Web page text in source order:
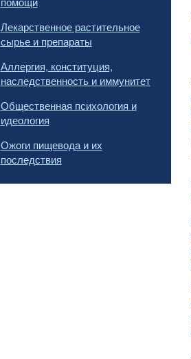
Лекарственное растительное
сырье и препараты
Аллергия, конституция,
наследственность и иммунитет
Общественная психология и
идеология
Ожоги пищевода и их
последствия